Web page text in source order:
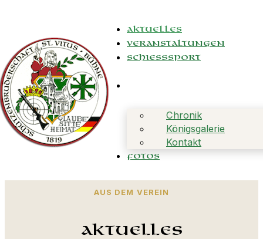
Aktuelles
Veranstaltungen
Schießsport
Chronik
Königsgalerie
Kontakt
Fotos
AUS DEM VEREIN
Aktuelles